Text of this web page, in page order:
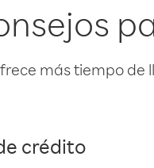
más tiempo de
crédito